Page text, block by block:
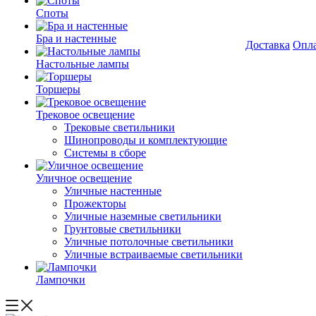
Споты
Бра и настенные
Настольные лампы
Торшеры
Трековое освещение
Трековые светильники
Шинопроводы и комплектующие
Системы в сборе
Уличное освещение
Уличные настенные
Прожекторы
Уличные наземные светильники
Грунтовые светильники
Уличные потолочные светильники
Уличные встраиваемые светильники
Лампочки
Доставка